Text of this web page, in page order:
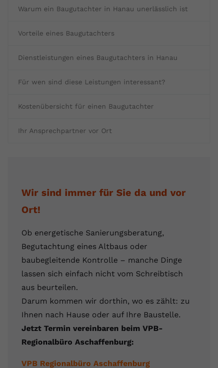
Warum ein Baugutachter in Hanau unerlässlich ist
Vorteile eines Baugutachters
Dienstleistungen eines Baugutachters in Hanau
Für wen sind diese Leistungen interessant?
Kostenübersicht für einen Baugutachter
Ihr Ansprechpartner vor Ort
Wir sind immer für Sie da und vor
Ort!
Ob energetische Sanierungsberatung,
Begutachtung eines Altbaus oder
baubegleitende Kontrolle – manche Dinge
lassen sich einfach nicht vom Schreibtisch
aus beurteilen.
Darum kommen wir dorthin, wo es zählt: zu
Ihnen nach Hause oder auf Ihre Baustelle.
Jetzt Termin vereinbaren beim VPB-
Regionalbüro Aschaffenburg:
VPB Regionalbüro Aschaffenburg